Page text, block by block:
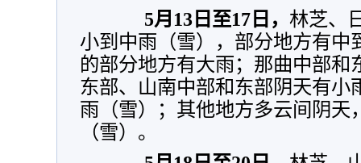
5月13日至17日， 林芝、
小到中雨（雪），部分地方有中
的部分地方有大雨；那曲中部和
东部、山南中部和东部阴天有小
雨（雪）；其他地方多云间阴天
（雪）。